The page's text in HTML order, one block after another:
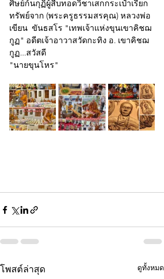
ศิษย์ก้นกุฏิผู้สืบทอดวิชาเสกกระเป๋าเรียก
ทรัพย์จาก (พระครูธรรมสรคุณ) หลวงพ่อ
เขียน  ขันธสโร "เทพเจ้าแห่งขุนเขาคิชฌ
กูฏ" อดีตเจ้าอาวาสวัดกะทิง อ. เขาคิชฌ
กูฏ...สวัสดี
"นายขุนโหร"
โพสต์ล่าสุด ดูทั้งหมด